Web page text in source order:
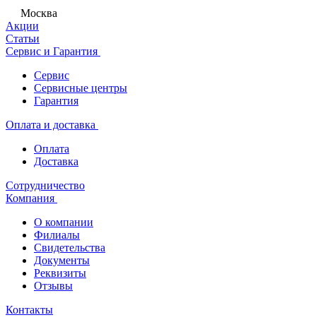
Москва
Акции
Статьи
Сервис и Гарантия
Сервис
Сервисные центры
Гарантия
Оплата и доставка
Оплата
Доставка
Сотрудничество
Компания
О компании
Филиалы
Свидетельства
Документы
Реквизиты
Отзывы
Контакты